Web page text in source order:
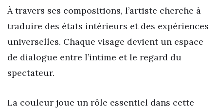
À travers ses compositions, l’artiste cherche à
traduire des états intérieurs et des expériences
universelles. Chaque visage devient un espace
de dialogue entre l’intime et le regard du
spectateur.
La couleur joue un rôle essentiel dans cette